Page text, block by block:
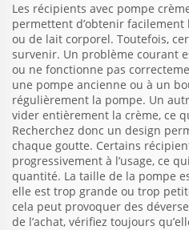
Les récipients avec pompe
permettent d’obtenir
ou de lait corporel. Toutefois,
survenir. Un problème courant
ou ne fonctionne pas
une pompe ancienne ou à un
régulièrement la pompe. Un
vider entièrement la crème, ce
Recherchez donc un design
chaque goutte. Certains
progressivement à l’usage, ce
quantité. La taille de la pompe
elle est trop grande ou trop
cela peut provoquer des
de l’achat, vérifiez toujours